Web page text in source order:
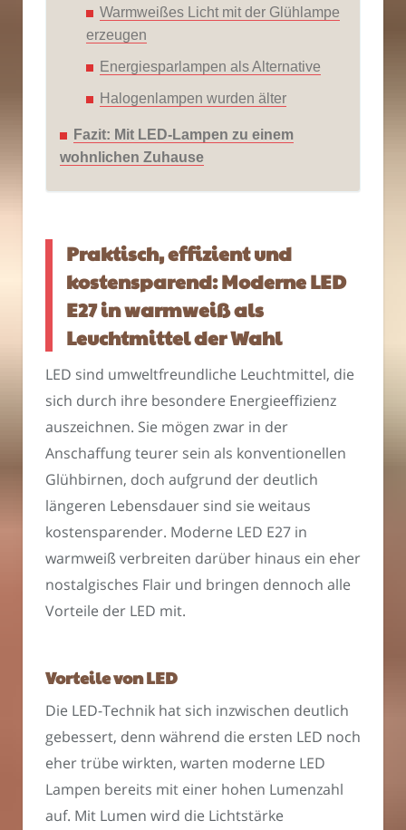
Warmweißes Licht mit der Glühlampe
erzeugen
Energiesparlampen als Alternative
Halogenlampen wurden älter
Fazit: Mit LED-Lampen zu einem
wohnlichen Zuhause
Praktisch, effizient und
kostensparend: Moderne LED
E27 in warmweiß als
Leuchtmittel der Wahl
LED sind umweltfreundliche Leuchtmittel, die
sich durch ihre besondere Energieeffizienz
auszeichnen. Sie mögen zwar in der
Anschaffung teurer sein als konventionellen
Glühbirnen, doch aufgrund der deutlich
längeren Lebensdauer sind sie weitaus
kostensparender. Moderne LED E27 in
warmweiß verbreiten darüber hinaus ein eher
nostalgisches Flair und bringen dennoch alle
Vorteile der LED mit.
Vorteile von LED
Die LED-Technik hat sich inzwischen deutlich
gebessert, denn während die ersten LED noch
eher trübe wirkten, warten moderne LED
Lampen bereits mit einer hohen Lumenzahl
auf. Mit Lumen wird die Lichtstärke